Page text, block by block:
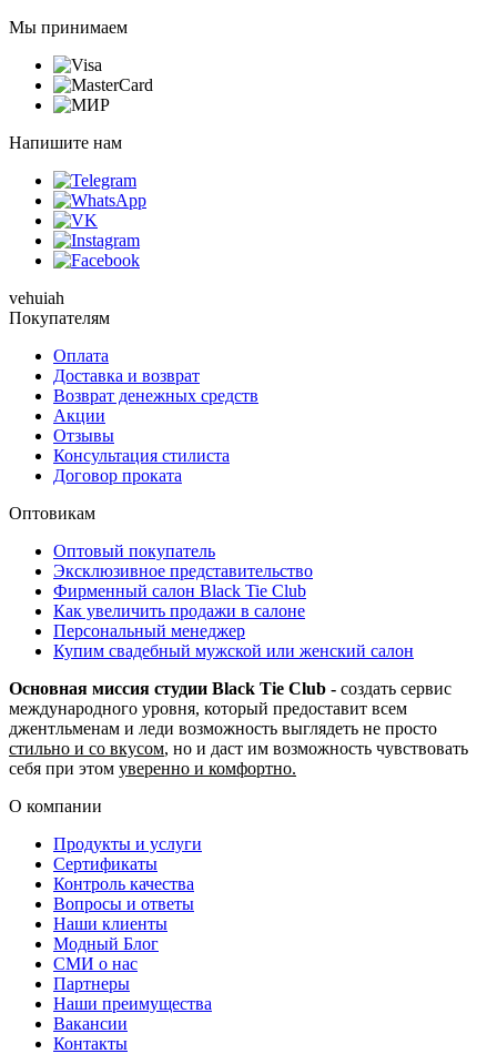
Мы принимаем
Напишите нам
vehuiah
Покупателям
Оплата
Доставка и возврат
Возврат денежных средств
Акции
Отзывы
Консультация стилиста
Договор проката
Оптовикам
Оптовый покупатель
Эксклюзивное представительство
Фирменный салон Black Tie Club
Как увеличить продажи в салоне
Персональный менеджер
Купим свадебный мужской или женский салон
Основная миссия студии Black Tie Club - создать сервис
международного уровня, который предоставит всем
джентльменам и леди возможность выглядеть не просто
стильно и со вкусом, но и даст им возможность чувствовать
себя при этом уверенно и комфортно.
О компании
Продукты и услуги
Сертификаты
Контроль качества
Вопросы и ответы
Наши клиенты
Модный Блог
СМИ о нас
Партнеры
Наши преимущества
Вакансии
Контакты